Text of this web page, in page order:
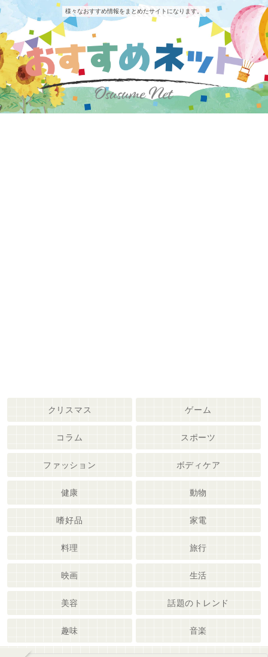
様々なおすすめ情報をまとめたサイトになります。
クリスマス ゲーム
コラム スポーツ
ファッション ボディケア
健康 動物
嗜好品 家電
料理 旅行
映画 生活
美容 話題のトレンド
趣味 音楽